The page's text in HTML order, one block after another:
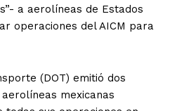
a aerolíneas de Estados
operaciones del AICM para
(DOT) emitió dos
mexicanas